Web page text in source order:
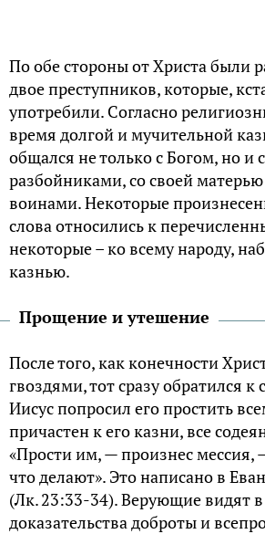
По обе стороны от Христа были
двое преступников, которые,
употребили. Согласно
время долгой и мучительной
общался не только с Богом, но
разбойниками, со своей
воинами. Некоторые
слова относились к
некоторые – ко всему народу,
казнью.
Прощение и утешение
После того, как конечности
гвоздями, тот сразу обратился к
Иисус попросил его простить
причастен к его казни, все
«Прости им, — произнес мессия,
что делают». Это написано в
(Лк. 23:33-34). Верующие видят
доказательства доброты и